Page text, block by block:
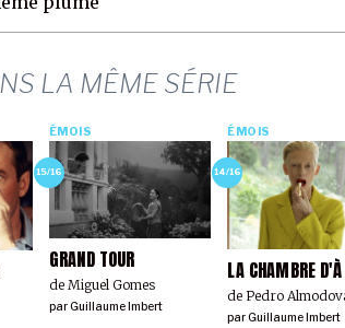
LA MÊME SÉRIE
15/16
GRAND TOUR
de Miguel Gomes
ÉMOIS
parGuillaume Imbert
14/16
LA CHAMBRE D'À
de Pedro
ÉMOIS
parGuillaume Imbert